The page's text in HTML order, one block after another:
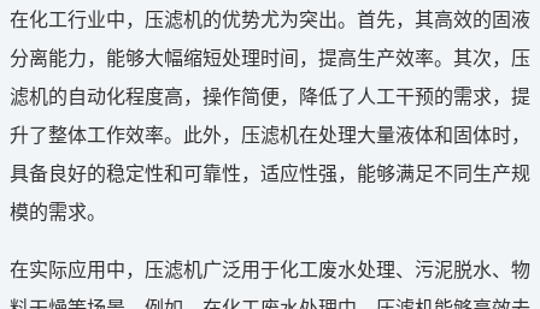
在化工行业中，压滤机的优势尤为突出。首先，其高效的固液
分离能力，能够大幅缩短处理时间，提高生产效率。其次，压
滤机的自动化程度高，操作简便，降低了人工干预的需求，提
升了整体工作效率。此外，压滤机在处理大量液体和固体时，
具备良好的稳定性和可靠性，适应性强，能够满足不同生产规
模的需求。
在实际应用中，压滤机广泛用于化工废水处理、污泥脱水、物